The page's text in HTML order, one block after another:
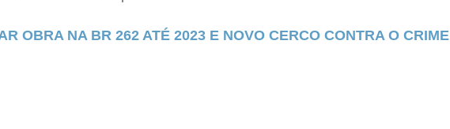
OBRA NA BR 262 ATÉ 2023 E NOVO CERCO CONTRA O CRIME